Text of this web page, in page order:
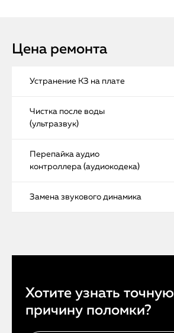
Цена ремонта
Устранение КЗ на плате
Чистка после воды
(ультразвук)
Перепайка аудио
контроллера (аудиокодека)
Замена звукового динамика
Хотите узнать точную
причину поломки?